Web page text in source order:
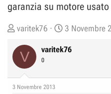
garanzia su motore usato
C
e
a
t
o
varitek76
D
t
d
3 Novembre
V varitek76
0
3 Novembre 2013